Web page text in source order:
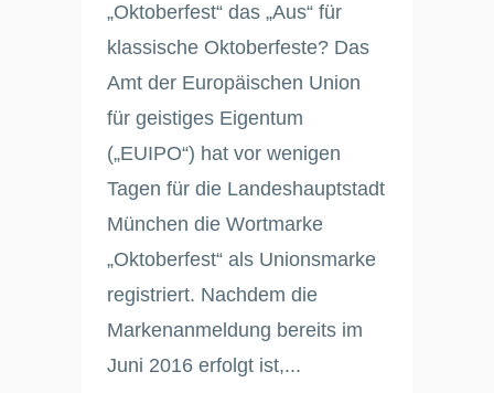
„Oktoberfest“ das „Aus“ für
klassische Oktoberfeste? Das
Amt der Europäischen Union
für geistiges Eigentum
(„EUIPO“) hat vor wenigen
Tagen für die Landeshauptstadt
München die Wortmarke
„Oktoberfest“ als Unionsmarke
registriert. Nachdem die
Markenanmeldung bereits im
Juni 2016 erfolgt ist,...